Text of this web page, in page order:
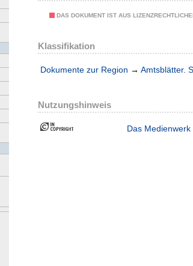
DAS DOKUMENT IST AUS
Klassifikation
Dokumente zur Region → Amtsblätter.
Nutzungshinweis
Das